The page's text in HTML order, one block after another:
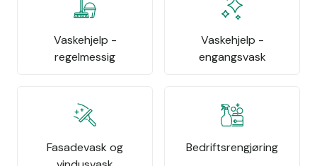
Vaskehjelp -
regelmessig
Vaskehjelp -
engangsvask
Fasadevask og
Bedriftsrengjøring